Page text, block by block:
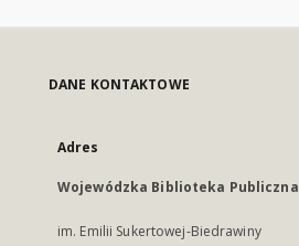
DANE KONTAKTOWE
Adres
Wojewódzka Biblioteka Publiczna
im. Emilii Sukertowej-Biedrawiny